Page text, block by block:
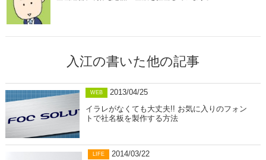
入江の書いた他の記事
WEB
2013/04/25
イラレがなくても大丈夫!! お気に入りのフォン
トで社名板を製作する方法
LIFE
2014/03/22